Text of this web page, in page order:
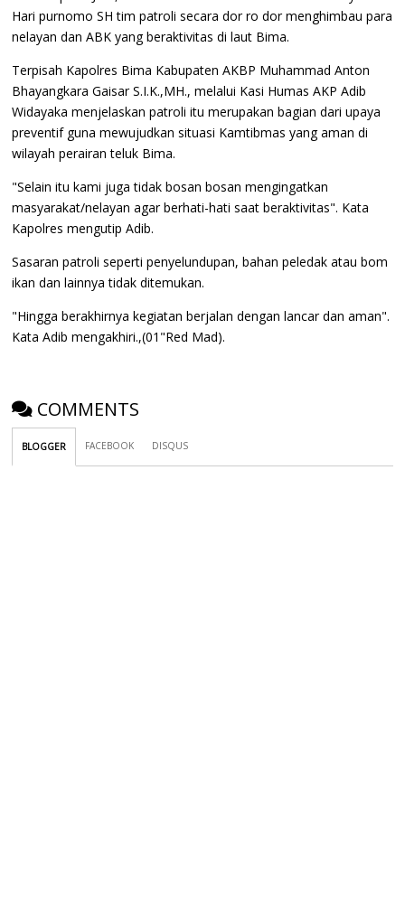
Hari purnomo SH tim patroli secara dor ro dor menghimbau para
nelayan dan ABK yang beraktivitas di laut Bima.
Terpisah Kapolres Bima Kabupaten AKBP Muhammad Anton
Bhayangkara Gaisar S.I.K.,MH., melalui Kasi Humas AKP Adib
Widayaka menjelaskan patroli itu merupakan bagian dari upaya
preventif guna mewujudkan situasi Kamtibmas yang aman di
wilayah perairan teluk Bima.
"Selain itu kami juga tidak bosan bosan mengingatkan
masyarakat/nelayan agar berhati-hati saat beraktivitas". Kata
Kapolres mengutip Adib.
Sasaran patroli seperti penyelundupan, bahan peledak atau bom
ikan dan lainnya tidak ditemukan.
"Hingga berakhirnya kegiatan berjalan dengan lancar dan aman".
Kata Adib mengakhiri.,(01"Red Mad).
COMMENTS
BLOGGER FACEBOOK DISQUS